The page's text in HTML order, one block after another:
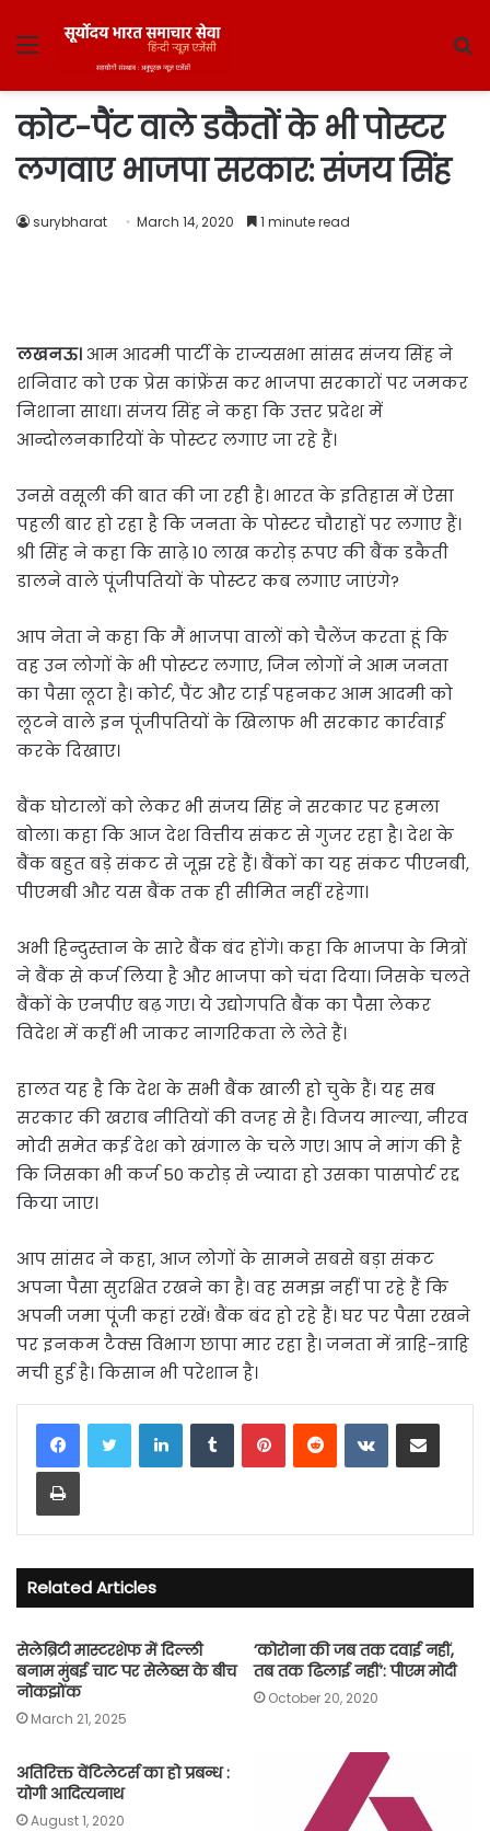
Menu
कोट-पैंट वाले डकैतों के भी पोस्टर
लगवाए भाजपा सरकार: संजय सिंह
surybharat March 14, 2020 1 minute read
लखनऊ।आम आदमी पार्टी के राज्यसभा सांसद संजय सिंह ने
शनिवार को एक प्रेस कांफ्रेंस कर भाजपा सरकारों पर जमकर
निशाना साधा। संजय सिंह ने कहा कि उत्तर प्रदेश में
आन्दोलनकारियों के पोस्टर लगाए जा रहे हैं।
उनसे वसूली की बात की जा रही है। भारत के इतिहास में ऐसा
पहली बार हो रहा है कि जनता के पोस्टर चौराहों पर लगाए हैं।
श्री सिंह ने कहा कि साढ़े 10 लाख करोड़ रूपए की बैंक डकैती
डालने वाले पूंजीपतियों के पोस्टर कब लगाए जाएंगे?
आप नेता ने कहा कि मैं भाजपा वालों को चैलेंज करता हूं कि
वह उन लोगों के भी पोस्टर लगाए, जिन लोगों ने आम जनता
का पैसा लूटा है। कोर्ट, पैंट और टाई पहनकर आम आदमी को
लूटने वाले इन पूंजीपतियों के खिलाफ भी सरकार कार्रवाई
करके दिखाए।
बैंक घोटालों को लेकर भी संजय सिंह ने सरकार पर हमला
बोला। कहा कि आज देश वित्तीय संकट से गुजर रहा है। देश के
बैंक बहुत बड़े संकट से जूझ रहे हैं। बैंकों का यह संकट पीएनबी,
पीएमबी और यस बैंक तक ही सीमित नहीं रहेगा।
अभी हिन्दुस्तान के सारे बैंक बंद होंगे। कहा कि भाजपा के मित्रों
ने बैंक से कर्ज लिया है और भाजपा को चंदा दिया। जिसके चलते
बैंकों के एनपीए बढ़ गए। ये उद्योगपति बैंक का पैसा लेकर
विदेश में कहीं भी जाकर नागरिकता ले लेते हैं।
हालत यह है कि देश के सभी बैंक खाली हो चुके हैं। यह सब
सरकार की खराब नीतियों की वजह से है। विजय माल्या, नीरव
मोदी समेत कई देश को खंगाल के चले गए। आप ने मांग की है
कि जिसका भी कर्ज 50 करोड़ से ज्यादा हो उसका पासपोर्ट रद्द
किया जाए।
आप सांसद ने कहा, आज लोगों के सामने सबसे बड़ा संकट
अपना पैसा सुरक्षित रखने का है। वह समझ नहीं पा रहे हैं कि
अपनी जमा पूंजी कहां रखें! बैंक बंद हो रहे हैं। घर पर पैसा रखने
पर इनकम टैक्स विभाग छापा मार रहा है। जनता में त्राहि-त्राहि
मची हुई है। किसान भी परेशान है।
LinkedInTumblrPinterestReddit VKontakteShare via Email
Print
Related Articles
सेलेब्रिटी मास्टरशेफ में दिल्ली
बनाम मुंबई चाट पर सेलेब्स के बीच
नोकझोंक
March 21, 2025
‘कोरोना की जब तक दवाई नहीं,
तब तक ढिलाई नहीं’: पीएम मोदी
October 20, 2020
अतिरिक्त वेंटिलेटर्स का हो प्रबन्ध :
योगी आदित्यनाथ
August 1, 2020